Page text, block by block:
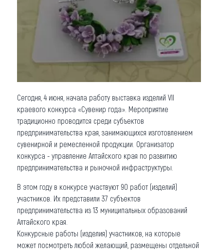
О регионе
Коллекция впечатлений
Другие рубрики
Сегодня, 4 июня, начала работу выставка изделий VII
краевого конкурса «Сувенир года». Мероприятие
традиционно проводится среди субъектов
предпринимательства края, занимающихся изготовлением
сувенирной и ремесленной продукции. Организатор
конкурса - управление Алтайского края по развитию
предпринимательства и рыночной инфраструктуры.
В этом году в конкурсе участвуют 90 работ (изделий)
участников. Их представили 37 субъектов
предпринимательства из 13 муниципальных образований
Алтайского края.
Конкурсные работы (изделия) участников, на которые
может посмотреть любой желающий, размещены отдельной